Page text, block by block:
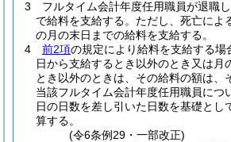
3
フルタイム会計年度任用職員が退職
で給料を支給する。 ただし、死亡によ
の月の末日までの給料を支給する。
4
前2項の規定により給料を支給する場
日から支給するとき以外のとき又は月
とき以外のときは、その給料の額は、
当該フルタイム会計年度任用職員につ
日の日数を差し引いた日数を基礎とし
算する。
(令6条例29・一部改正)